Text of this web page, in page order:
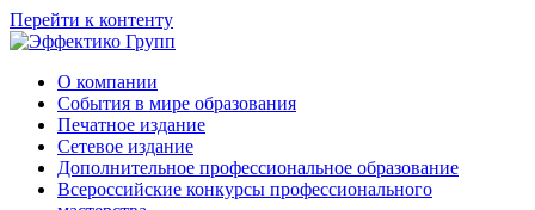
Перейти к контенту
О компании
События в мире образования
Печатное издание
Сетевое издание
Дополнительное профессиональное образование
Всероссийские конкурсы профессионального